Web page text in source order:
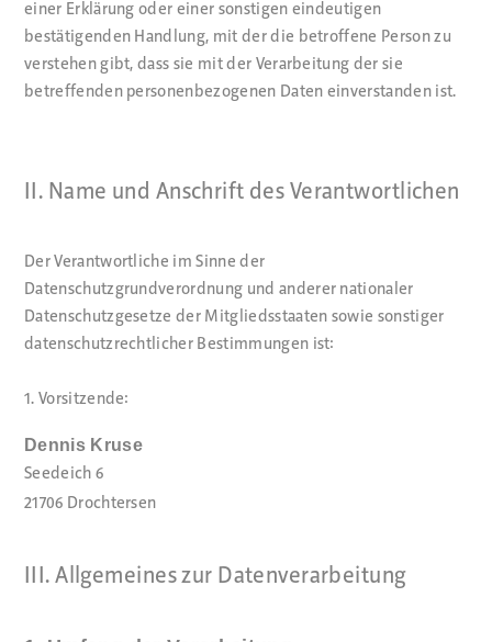
einer Erklärung oder einer sonstigen eindeutigen
bestätigenden Handlung, mit der die betroffene Person zu
verstehen gibt, dass sie mit der Verarbeitung der sie
betreffenden personenbezogenen Daten einverstanden ist.
II. Name und Anschrift des Verantwortlichen
Der Verantwortliche im Sinne der
Datenschutzgrundverordnung und anderer nationaler
Datenschutzgesetze der Mitgliedsstaaten sowie sonstiger
datenschutzrechtlicher Bestimmungen ist:
1. Vorsitzende:
Dennis Kruse
Seedeich 6
21706 Drochtersen
III. Allgemeines zur Datenverarbeitung